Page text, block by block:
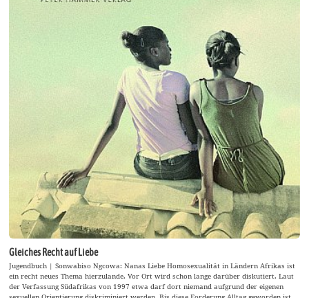
Gleiches Recht auf Liebe
Jugendbuch | Sonwabiso Ngcowa: Nanas Liebe Homosexualität in Ländern Afrikas ist
ein recht neues Thema hierzulande. Vor Ort wird schon lange darüber diskutiert. Laut
der Verfassung Südafrikas von 1997 etwa darf dort niemand aufgrund der eigenen